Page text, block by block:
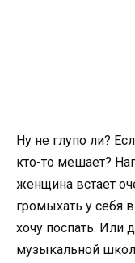
Ну не глупо ли?
кто-то мешает?
женщина встает
громыхать у себя
хочу поспать. Или
музыкальной